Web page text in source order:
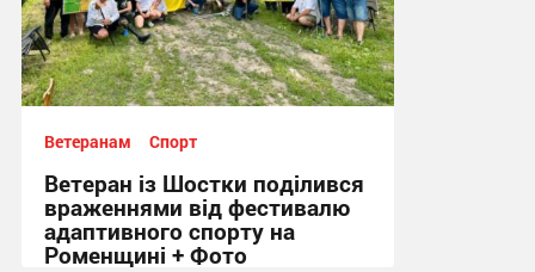
Ветеранам Спорт
Ветеран із Шостки поділився
враженнями від фестивалю
адаптивного спорту на
Роменщині + Фото